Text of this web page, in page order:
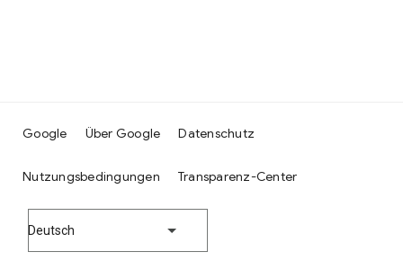
Google Über Google Datenschutz
Nutzungsbedingungen Transparenz-Center
Deutsch